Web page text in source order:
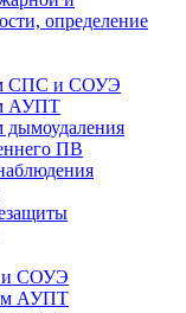
определение
СПС и СОУЭ
АУПТ
дымоудаления
ПВ
и СОУЭ
АУПТ